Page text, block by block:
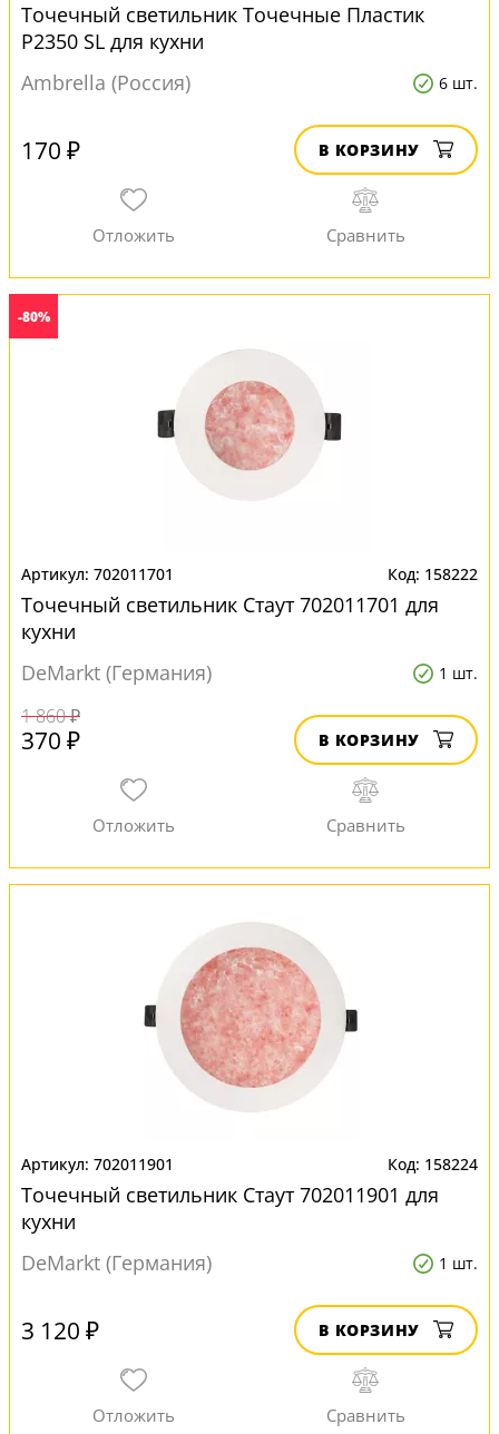
Точечный светильник Точечные Пластик
P2350 SL для кухни
Ambrella (Россия)
6 шт.
170 ₽ В КОРЗИНУ
-80%
702011701 158222
Точечный светильник Стаут 702011701 для
кухни
DeMarkt (Германия)
1 шт.
1 860 ₽
370 ₽ В КОРЗИНУ
702011901 158224
Точечный светильник Стаут 702011901 для
кухни
DeMarkt (Германия)
1 шт.
3 120 ₽ В КОРЗИНУ